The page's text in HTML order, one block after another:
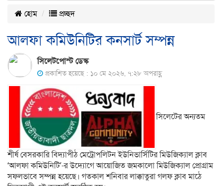
হোম
প্রচ্ছদ
আলফা কমিউনিটির কনসার্ট সম্পন্ন
সিলেটপোস্ট ডেস্ক
প্রকাশিত হয়েছে : ১০ মে ২০২৬, ৭:২৮ অপরাহ্ণ
সিলেটের অন্যতম
শীর্ষ বেসরকারি বিদ্যাপীঠ মেট্রোপলিটন ইউনিভার্সিটির মিউজিক্যাল ক্লাব
‘আলফা কমিউনিটি’-র উদ্যোগে আয়োজিত জমকালো মিউজিক্যাল প্রোগ্রাম
সফলভাবে সম্পন্ন হয়েছে। গতকাল শনিবার লাক্কাতুরা গলফ ক্লাব মাঠে